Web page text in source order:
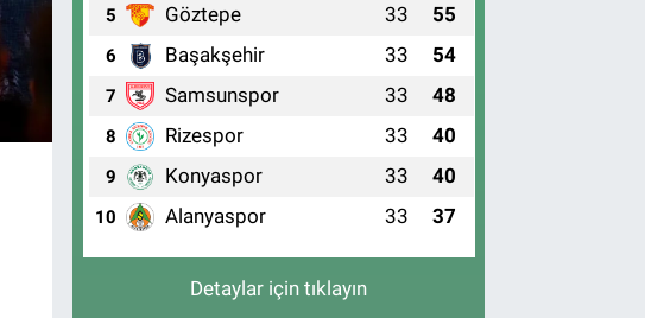
5 Göztepe 33 55
6 Başakşehir 33 54
7 Samsunspor 33 48
8 Rizespor 33 40
9 Konyaspor 33 40
10 Alanyaspor 33 37
Detaylar için tıklayın